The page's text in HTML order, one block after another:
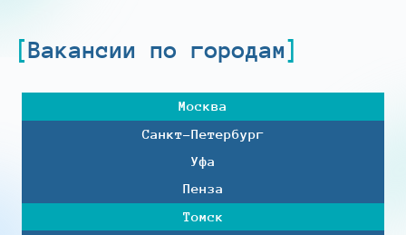
Вакансии по городам
Москва
Санкт-Петербург
Уфа
Пенза
Томск